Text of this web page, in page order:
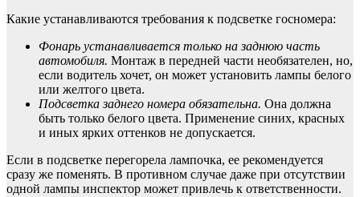
Какие устанавливаются требования к подсветке госномера:
Фонарь устанавливается только на заднюю часть
автомобиля. Монтаж в передней части необязателен, но,
если водитель хочет, он может установить лампы белого
или желтого цвета.
Подсветка заднего номера обязательна. Она должна
быть только белого цвета. Применение синих, красных
и иных ярких оттенков не допускается.
Если в подсветке перегорела лампочка, ее рекомендуется
сразу же поменять. В противном случае даже при отсутствии
одной лампы инспектор может привлечь к ответственности.